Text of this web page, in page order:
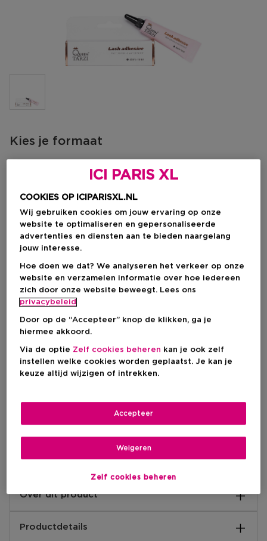
Kies je formaat
1 ST
€ 9,00
IN WINKELMANDJE
Levering aan huis
Op voorraad
Ophalen in een winkel
Ophalen in een winkel nabij jou.
Korte beschrijving
Sulfaten
Over dit product
de markt! De Tube-on Glue heeft extreme hold en
Productdetails
ICI PARIS XL
COOKIES OP ICIPARISXL.NL
Wij gebruiken cookies om jouw ervaring op onze
website te optimaliseren en gepersonaliseerde
advertenties en diensten aan te bieden naargelang
jouw interesse.
Hoe doen we dat? We analyseren het verkeer op onze
website en verzamelen informatie over hoe iedereen
zich door onze website beweegt. Lees ons
privacybeleid
Door op de “Accepteer” knop de klikken, ga je
hiermee akkoord.
Via de optie Zelf cookies beheren kan je ook zelf
instellen welke cookies worden geplaatst. Je kan je
keuze altijd wijzigen of intrekken.
Zelf cookies beheren
Weigeren
Accepteer